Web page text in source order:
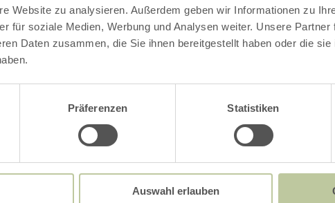
Website zu analysieren. Außerdem geben wir Informationen zu
für soziale Medien, Werbung und Analysen weiter. Unsere Partner
Daten zusammen, die Sie ihnen bereitgestellt haben oder die
Präferenzen Statistiken
Auswahl erlauben
Weitere Infos
/ Zertifikate